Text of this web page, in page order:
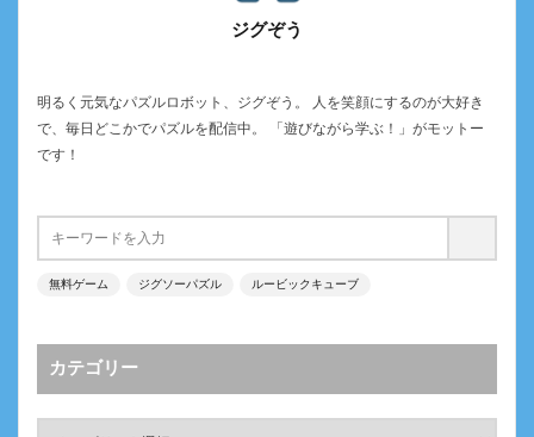
ジグぞう
明るく元気なパズルロボット、ジグぞう。 人を笑顔にするのが大好き
で、毎日どこかでパズルを配信中。 「遊びながら学ぶ！」がモットー
です！
無料ゲーム ジグソーパズル ルービックキューブ
カテゴリー